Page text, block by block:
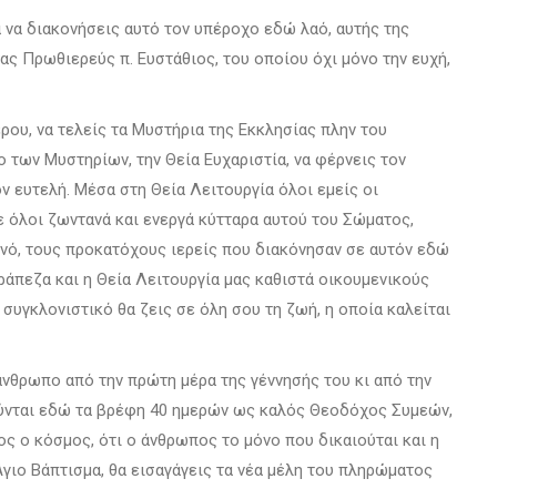
διακονήσεις αυτό τον υπέροχο εδώ λαό, αυτής της
Πρωθιερεύς π. Ευστάθιος, του οποίου όχι μόνο την ευχή,
να τελείς τα Μυστήρια της Εκκλησίας πλην του
Μυστηρίων, την Θεία Ευχαριστία, να φέρνεις τον
Μέσα στη Θεία Λειτουργία όλοι εμείς οι
όλοι ζωντανά και ενεργά κύτταρα αυτού του Σώματος,
τους προκατόχους ιερείς που διακόνησαν σε αυτόν εδώ
και η Θεία Λειτουργία μας καθιστά οικουμενικούς
θα ζεις σε όλη σου τη ζωή, η οποία καλείται
από την πρώτη μέρα της γέννησής του κι από την
εδώ τα βρέφη 40 ημερών ως καλός Θεοδόχος Συμεών,
ο κόσμος, ότι ο άνθρωπος το μόνο που δικαιούται και η
Βάπτισμα, θα εισαγάγεις τα νέα μέλη του πληρώματος